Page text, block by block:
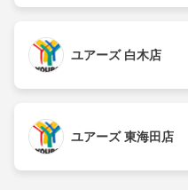
ユアーズ 白木店
ユアーズ 東海田店